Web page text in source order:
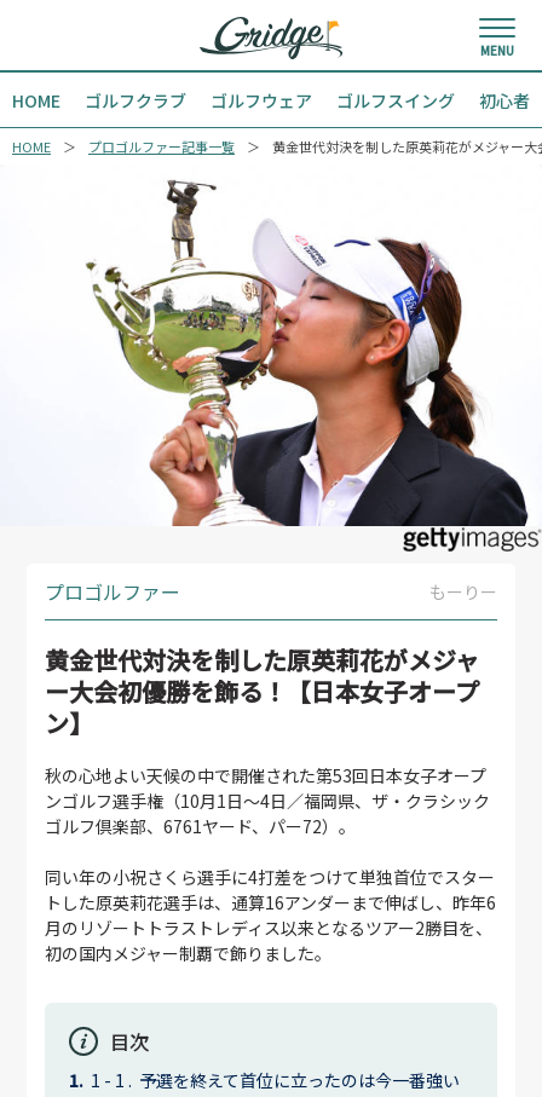
HOME ゴルフクラブ ゴルフウェア ゴルフスイング 初心者
HOME プロゴルファー記事一覧 黄金世代対決を制した原英莉花がメジャー
プロゴルファー もーりー
黄金世代対決を制した原英莉花がメジャ
ー大会初優勝を飾る！【日本女子オープ
ン】
秋の心地よい天候の中で開催された第53回日本女子オープ
ンゴルフ選手権（10月1日～4日／福岡県、ザ・クラシック
ゴルフ倶楽部、6761ヤード、パー72）。
同い年の小祝さくら選手に4打差をつけて単独首位でスター
トした原英莉花選手は、通算16アンダーまで伸ばし、昨年6
月のリゾートトラストレディス以来となるツアー2勝目を、
初の国内メジャー制覇で飾りました。
目次
予選を終えて首位に立ったのは今一番強い